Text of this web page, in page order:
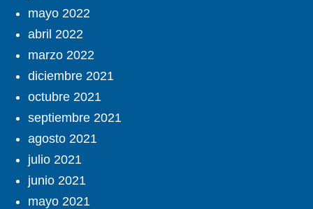
mayo 2022
abril 2022
marzo 2022
diciembre 2021
octubre 2021
septiembre 2021
agosto 2021
julio 2021
junio 2021
mayo 2021